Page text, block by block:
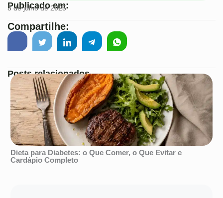
Publicado em:
3 de julho de 2025
Compartilhe:
Posts relacionados
Dieta para Diabetes: o Que Comer, o Que Evitar e
Cardápio Completo